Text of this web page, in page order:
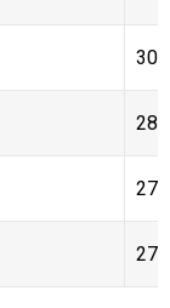
30
28
27
27